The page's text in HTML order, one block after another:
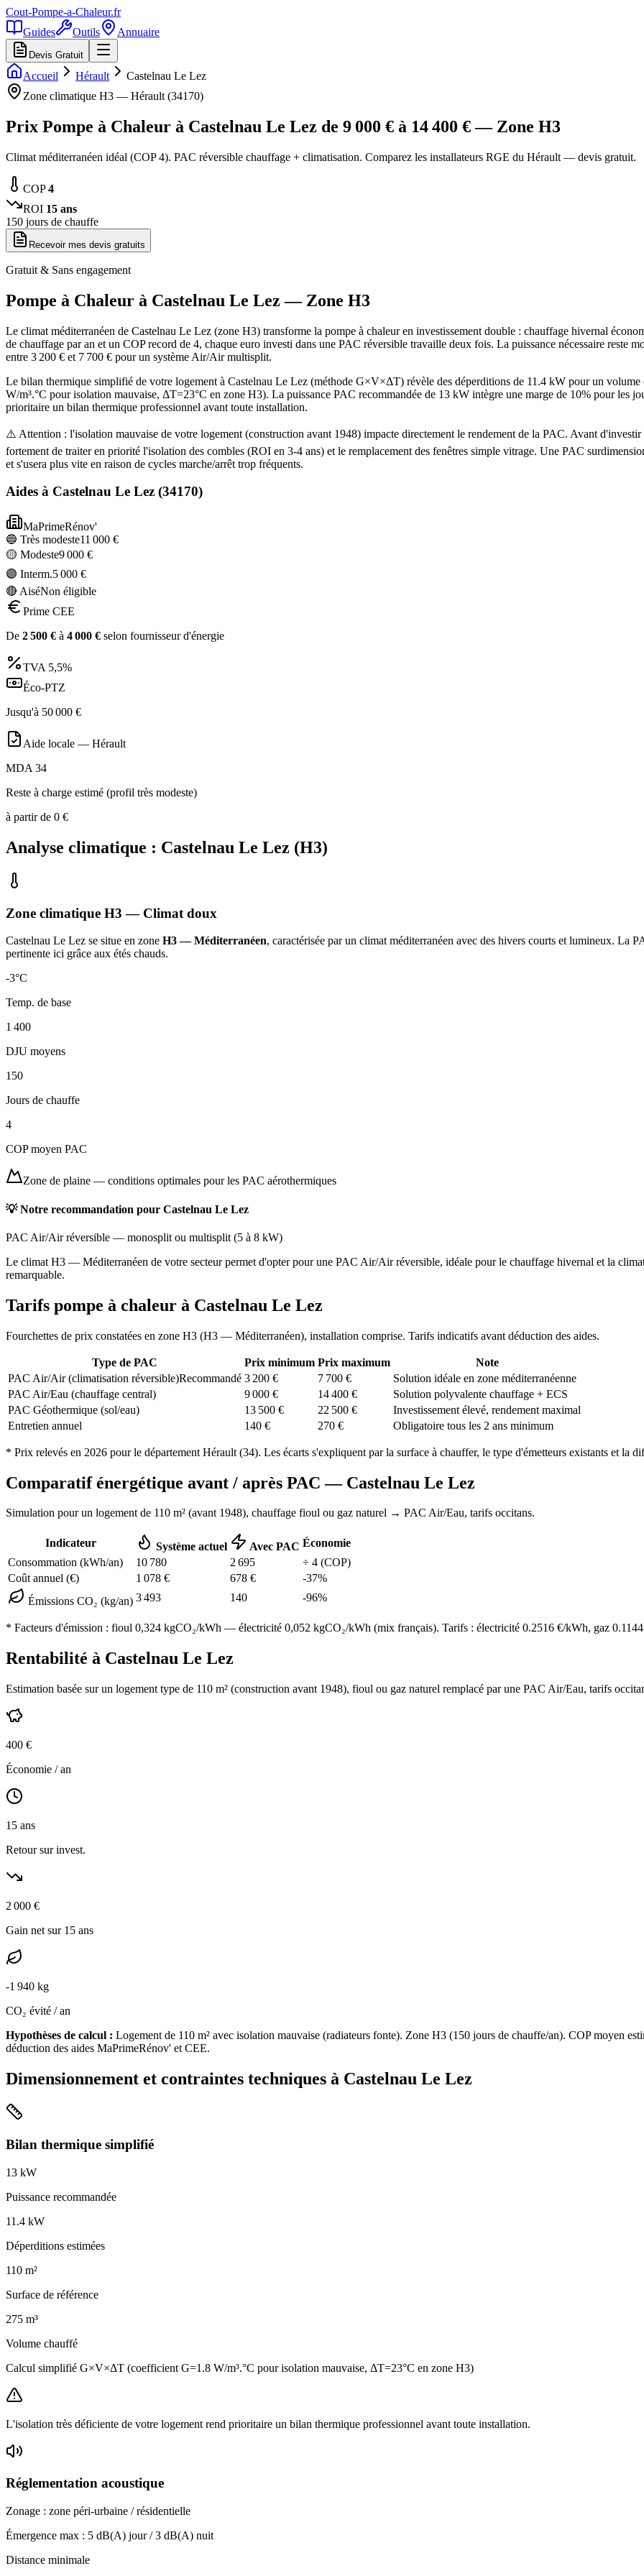
Cout-Pompe-a-Chaleur.fr
Guides
Outils Annuaire
Devis Gratuit
Accueil Hérault
Castelnau Le Lez
Zone climatique H3 — Hérault (34170)
Prix Pompe à Chaleur à Castelnau Le Lez de 9 000 € à 14 400 € — Zone H3
Climat méditerranéen idéal (COP 4). PAC réversible chauffage + climatisation. Comparez les installateurs RGE du Hérault — devis gratuit.
COP4
ROI 15 ans
150 jours de chauffe
Recevoir mes devis gratuits
Gratuit & Sans engagement
Pompe à Chaleur à Castelnau Le Lez — Zone H3
Le climat méditerranéen de Castelnau Le Lez (zone H3) transforme la pompe à chaleur en investissement double : chauffage hivernal
de chauffage par an et un COP record de 4, chaque euro investi dans une PAC réversible travaille deux fois. La puissance nécessaire reste
entre 3 200 € et 7 700 € pour un système Air/Air multisplit.
Le bilan thermique simplifié de votre logement à Castelnau Le Lez (méthode G×V×ΔT) révèle des déperditions de 11.4 kW pour un
W/m³.°C pour isolation mauvaise, ΔT=23°C en zone H3). La puissance PAC recommandée de 13 kW intègre une marge de 10% pour les
prioritaire un bilan thermique professionnel avant toute installation.
⚠️ Attention : l'isolation mauvaise de votre logement (construction avant 1948) impacte directement le rendement de la PAC. Avant
fortement de traiter en priorité l'isolation des combles (ROI en 3-4 ans) et le remplacement des fenêtres simple vitrage. Une PAC
et s'usera plus vite en raison de cycles marche/arrêt trop fréquents.
Aides à Castelnau Le Lez (34170)
MaPrimeRénov'
🔵 Très modeste11 000 €
🟡 Modeste9 000 €
🟣 Interm.5 000 €
🔴 AiséNon éligible
Prime CEE
De 2 500 € à 4 000 € selon fournisseur d'énergie
TVA 5,5%
Éco-PTZ
Jusqu'à 50 000 €
Aide locale — Hérault
MDA 34
Reste à charge estimé (profil très modeste)
à partir de 0 €
Analyse climatique : Castelnau Le Lez (H3)
Zone climatique H3 — Climat doux
Castelnau Le Lez se situe en zone H3 — Méditerranéen, caractérisée par un climat méditerranéen avec des hivers courts et lumineux. La
pertinente ici grâce aux étés chauds.
-3°C
Temp. de base
1 400
DJU moyens
150
Jours de chauffe
4
COP moyen PAC
Zone de plaine — conditions optimales pour les PAC aérothermiques
💡 Notre recommandation pour Castelnau Le Lez
PAC Air/Air réversible — monosplit ou multisplit (5 à 8 kW)
Le climat H3 — Méditerranéen de votre secteur permet d'opter pour une PAC Air/Air réversible, idéale pour le chauffage hivernal et la
remarquable.
Tarifs pompe à chaleur à Castelnau Le Lez
Fourchettes de prix constatées en zone H3 (H3 — Méditerranéen), installation comprise. Tarifs indicatifs avant déduction des aides.
Type de PAC Prix minimum Prix maximum
Note
PAC Air/Air (climatisation réversible)Recommandé 3 200 € 7 700 €
Solution idéale en zone méditerranéenne
PAC Air/Eau (chauffage central)
9 000 € 14 400 €
Solution polyvalente chauffage + ECS
PAC Géothermique (sol/eau)
13 500 € 22 500 €
Investissement élevé, rendement maximal
Entretien annuel
140 € 270 € Obligatoire tous les 2 ans minimum
* Prix relevés en 2026 pour le département Hérault (34). Les écarts s'expliquent par la surface à chauffer, le type d'émetteurs existants et la
Comparatif énergétique avant / après PAC — Castelnau Le Lez
Simulation pour un logement de 110 m² (avant 1948), chauffage fioul ou gaz naturel → PAC Air/Eau, tarifs occitans.
Indicateur Système actuel Avec PAC Économie
Consommation (kWh/an)
10 780 2 695 ÷ 4 (COP)
Coût annuel (€)
1 078 € 678 € -37%
Émissions CO₂ (kg/an) 3 493 140 -96%
* Facteurs d'émission : fioul 0,324 kgCO₂/kWh — électricité 0,052 kgCO₂/kWh (mix français). Tarifs : électricité 0.2516 €/kWh, gaz 0.1144
Rentabilité à Castelnau Le Lez
Estimation basée sur un logement type de 110 m² (construction avant 1948), fioul ou gaz naturel remplacé par une PAC Air/Eau, tarifs
400 €
Économie / an
15 ans
Retour sur invest.
2 000 €
Gain net sur 15 ans
-1 940 kg
CO₂ évité / an
Hypothèses de calcul : Logement de 110 m² avec isolation mauvaise (radiateurs fonte). Zone H3 (150 jours de chauffe/an). COP moyen
déduction des aides MaPrimeRénov' et CEE.
Dimensionnement et contraintes techniques à Castelnau Le Lez
Bilan thermique simplifié
13 kW
Puissance recommandée
11.4 kW
Déperditions estimées
110 m²
Surface de référence
275 m³
Volume chauffé
Calcul simplifié G×V×ΔT (coefficient G=1.8 W/m³.°C pour isolation mauvaise, ΔT=23°C en zone H3)
L'isolation très déficiente de votre logement rend prioritaire un bilan thermique professionnel avant toute installation.
Réglementation acoustique
Zonage : zone péri-urbaine / résidentielle
Émergence max : 5 dB(A) jour /3 dB(A) nuit
Distance minimale